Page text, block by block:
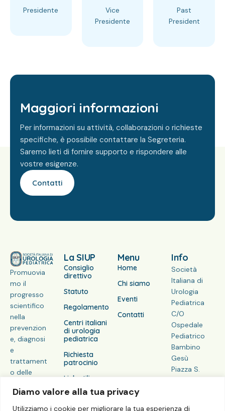
Diamo valore alla tua privacy
Utilizziamo i cookie per migliorare la tua esperienza di
Presidente
Vice
Presidente
Past
President
Maggiori informazioni
Per informazioni su attività, collaborazioni o richieste
specifiche, è possibile contattare la Segreteria.
Saremo lieti di fornire supporto e rispondere alle
vostre esigenze.
Contatti
Promuovia
mo il
progresso
scientifico
nella
prevenzion
e, diagnosi
e
trattament
o delle
genito-
urinarie in
La SIUP
Consiglio
direttivo
Statuto
Regolamento
Centri italiani
di urologia
pediatrica
Richiesta
patrocinio
Link utili
Menu
Home
Chi siamo
Eventi
Contatti
Info
Società
Italiana di
Urologia
Pediatrica
C/O
Ospedale
Pediatrico
Bambino
Gesù
Piazza S.